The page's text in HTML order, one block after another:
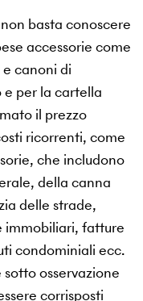
basta conoscere
accessorie come
canoni di
per la cartella
il prezzo
ricorrenti, come
che includono
della canna
delle strade,
immobiliari, fatture
condominiali ecc.
osservazione
corrisposti